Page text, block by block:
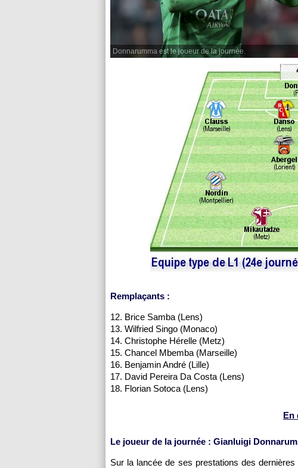
Donnarumma est le joueur de la journée.
Remplaçants :
12. Brice Samba (Lens)
13. Wilfried Singo (Monaco)
14. Christophe Hérelle (Metz)
15. Chancel Mbemba (Marseille)
16. Benjamin André (Lille)
17. David Pereira Da Costa (Lens)
18. Florian Sotoca (Lens)
En
Le joueur de la journée : Gianluigi
Sur la lancée de ses prestations des